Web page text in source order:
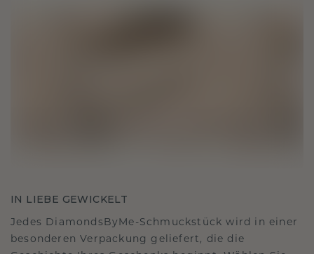
IN LIEBE GEWICKELT
Jedes DiamondsByMe-Schmuckstück wird in einer
besonderen Verpackung geliefert, die die